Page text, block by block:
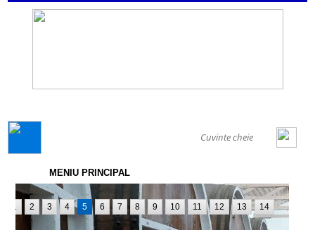
MENIU PRINCIPAL
1 2 3 4 5 6 7 8 9 10 11 12 13 14